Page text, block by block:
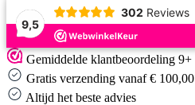
9,5
302 Reviews
Skip
to
content
Gemiddelde klantbeoordeling 9+
Gratis verzending vanaf € 100,00
Altijd het beste advies